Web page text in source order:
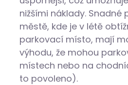
nižšími náklady. Snadné
městě, kde je v létě
parkovací místo, mají
výhodu, že mohou
místech nebo na
to povoleno).